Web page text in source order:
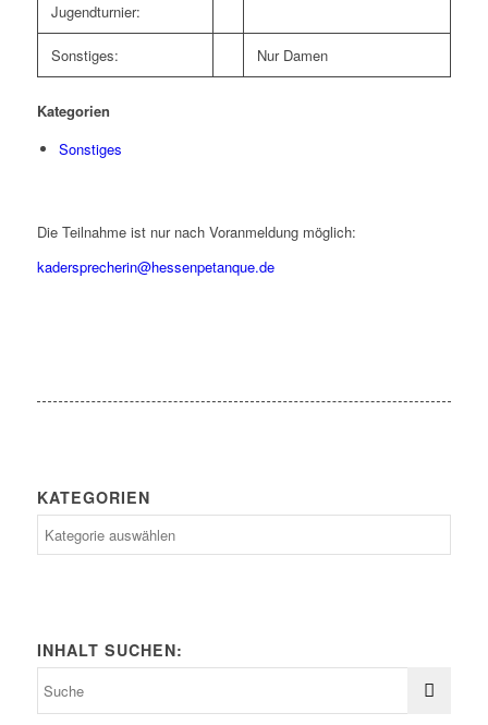
Jugendturnier:
Sonstiges: Nur Damen
Kategorien
Sonstiges
Die Teilnahme ist nur nach Voranmeldung möglich:
kadersprecherin@hessenpetanque.de
KATEGORIEN
Kategorien
INHALT SUCHEN: